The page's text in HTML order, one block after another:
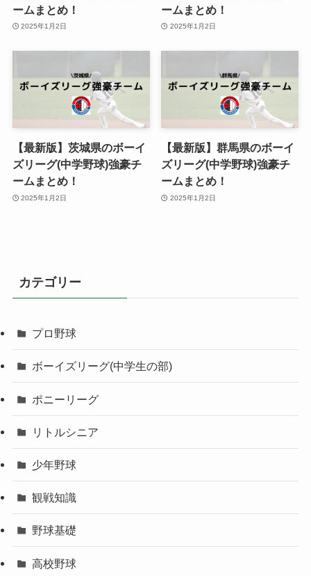
ームまとめ！
2025年1月2日
ームまとめ！
2025年1月2日
【最新版】茨城県のボーイ
ズリーグ(中学野球)強豪チ
ームまとめ！
2025年1月2日
【最新版】群馬県のボーイ
ズリーグ(中学野球)強豪チ
ームまとめ！
2025年1月2日
カテゴリー
プロ野球
ボーイズリーグ(中学生の部)
ポニーリーグ
リトルシニア
少年野球
観戦知識
野球基礎
高校野球